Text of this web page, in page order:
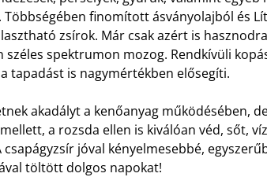
Többségében finomított ásványolajból és
zsírok. Már csak azért is
spektrumon mozog. Rendkívüli
tapadást is nagymértékben elősegíti.
akadályt a kenőanyag működésében,
a rozsda ellen is kiválóan véd, sőt,
jóval kényelmesebbé,
töltött dolgos napokat!